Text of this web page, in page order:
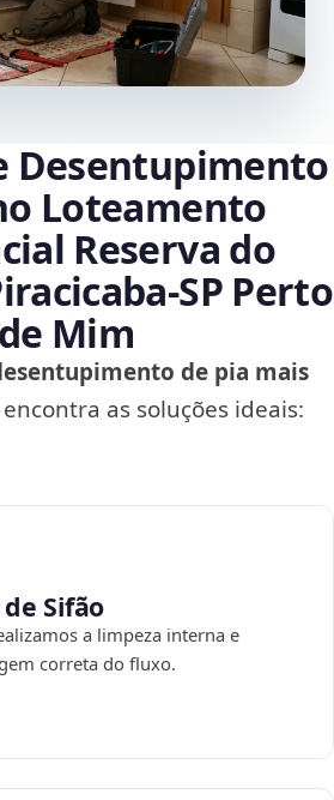
Desentupimento
Loteamento
Reserva do
Perto
de Mim
de pia mais
encontra as soluções ideais:
Sifão
a limpeza interna e
correta do fluxo.